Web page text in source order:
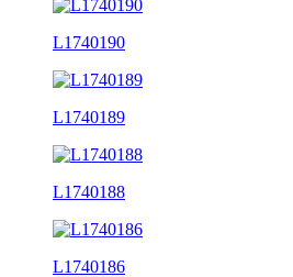
L1740190
L1740189
L1740188
L1740186